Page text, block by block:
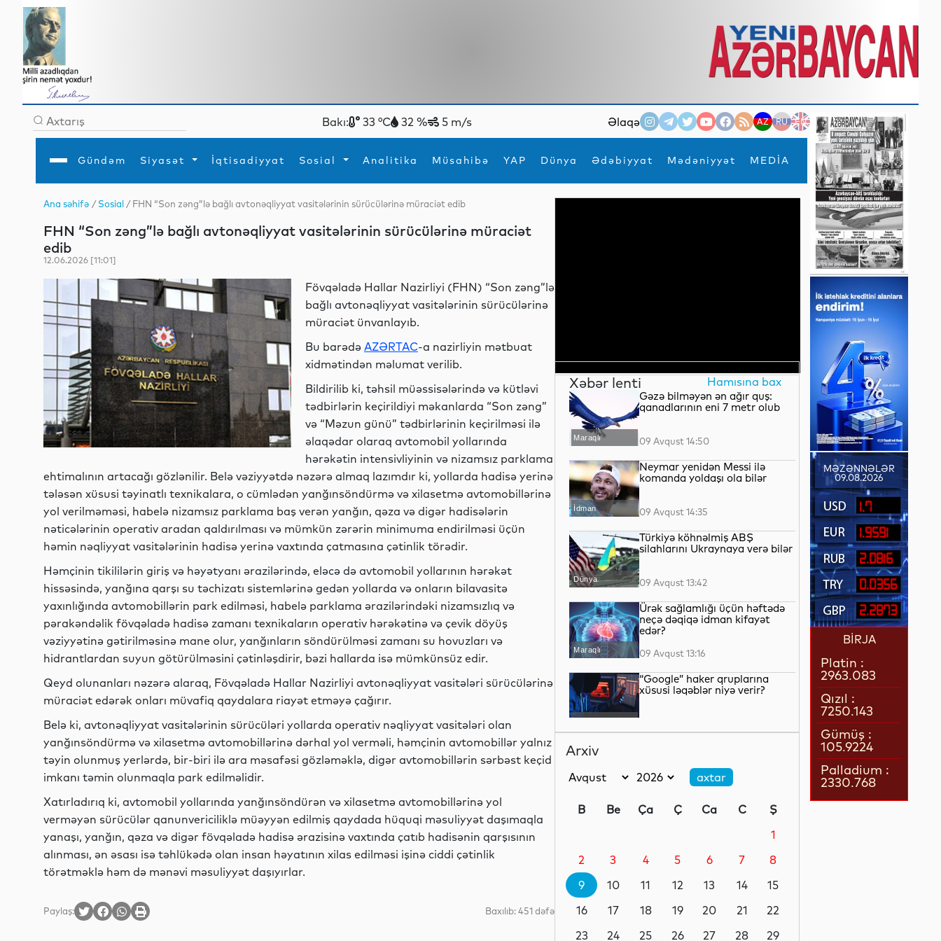
Bakı: 33 °C 32 % 5 m/s Əlaqə AZ RU EN
Gündəm Siyasət İqtisadiyyat Sosial Analitika Müsahibə YAP Dünya Ədəbiyyat Mədəniyyət MEDİA
×
Gündəm
İqtisadiyyat
YAP
Analitika
Mədəniyyət
MEDİA
Xarici siyasətTurizm
Diaspor
İdmanYeni texnologiyalar
Ana səhifə /Sosial / FHN “Son zəng”lə bağlı avtonəqliyyat vasitələrinin sürücülərinə müraciət edib
FHN “Son zəng”lə bağlı avtonəqliyyat vasitələrinin sürücülərinə müraciət
edib
12.06.2026 [11:01]
Fövqəladə Hallar Nazirliyi (FHN) “Son zəng”lə
bağlı avtonəqliyyat vasitələrinin sürücülərinə
müraciət ünvanlayıb.
Bu barədə AZƏRTAC-a nazirliyin mətbuat
xidmətindən məlumat verilib.
Bildirilib ki, təhsil müəssisələrində və kütləvi
tədbirlərin keçirildiyi məkanlarda “Son zəng”
və “Məzun günü” tədbirlərinin keçirilməsi ilə
əlaqədar olaraq avtomobil yollarında
hərəkətin intensivliyinin və nizamsız parklama
ehtimalının artacağı gözlənilir. Belə vəziyyətdə nəzərə almaq lazımdır ki, yollarda hadisə yerinə
tələsən xüsusi təyinatlı texnikalara, o cümlədən yanğınsöndürmə və xilasetmə avtomobillərinə
yol verilməməsi, habelə nizamsız parklama baş verən yanğın, qəza və digər hadisələrin
nəticələrinin operativ aradan qaldırılması və mümkün zərərin minimuma endirilməsi üçün
həmin nəqliyyat vasitələrinin hadisə yerinə vaxtında çatmasına çətinlik törədir.
Həmçinin tikililərin giriş və həyətyanı ərazilərində, eləcə də avtomobil yollarının hərəkət
hissəsində, yanğına qarşı su təchizatı sistemlərinə gedən yollarda və onların bilavasitə
yaxınlığında avtomobillərin park edilməsi, habelə parklama ərazilərindəki nizamsızlıq və
pərakəndəlik fövqəladə hadisə zamanı texnikaların operativ hərəkətinə və çevik döyüş
vəziyyətinə gətirilməsinə mane olur, yanğınların söndürülməsi zamanı su hovuzları və
hidrantlardan suyun götürülməsini çətinləşdirir, bəzi hallarda isə mümkünsüz edir.
Qeyd olunanları nəzərə alaraq, Fövqəladə Hallar Nazirliyi avtonəqliyyat vasitələri sürücülərinə
müraciət edərək onları müvafiq qaydalara riayət etməyə çağırır.
Belə ki, avtonəqliyyat vasitələrinin sürücüləri yollarda operativ nəqliyyat vasitələri olan
yanğınsöndürmə və xilasetmə avtomobillərinə dərhal yol verməli, həmçinin avtomobillər yalnız
təyin olunmuş yerlərdə, bir-biri ilə ara məsafəsi gözləməklə, digər avtomobillərin sərbəst keçid
imkanı təmin olunmaqla park edilməlidir.
Xatırladırıq ki, avtomobil yollarında yanğınsöndürən və xilasetmə avtomobillərinə yol
verməyən sürücülər qanunvericiliklə müəyyən edilmiş qaydada hüquqi məsuliyyət daşımaqla
yanaşı, yanğın, qəza və digər fövqəladə hadisə ərazisinə vaxtında çatıb hadisənin qarşısının
alınması, ən əsası isə təhlükədə olan insan həyatının xilas edilməsi işinə ciddi çətinlik
törətməklə həm də mənəvi məsuliyyət daşıyırlar.
Paylaş: Baxılıb: 451 dəfə
Xəbər lenti Hamısına bax
Maraqlı
Gəzə bilməyən ən ağır quş:
qanadlarının eni 7 metr olub
09 Avqust 14:50
İdman
Neymar yenidən Messi ilə
komanda yoldaşı ola bilər
09 Avqust 14:35
Dünya
Türkiyə köhnəlmiş ABŞ
silahlarını Ukraynaya verə bilər
09 Avqust 13:42
Maraqlı
Ürək sağlamlığı üçün həftədə
neçə dəqiqə idman kifayət
edər?
09 Avqust 13:16
Yeni
texnologiyalar
“Google” haker qruplarına
xüsusi ləqəblər niyə verir?
nəfər ölüb
Hadisə 09 Avqust 11:52
Dünya
Siciliya sahillərində Roma
tapılıb
09 Avqust 11:30
Arxiv
B Be Ça Ç Ca C
Ş
1
2
3 4 5 6 7
8
9
10 11 12 13 14
15
16
17 18 19 20 21
22
23
24 25 26 27 28
29
MƏZƏNNƏLƏR
09.08.2026
1.7
1.9591
2.0816
0.0356
2.2873
BİRJA
Platin :
2963.083
Qızıl :
7250.143
Gümüş :
105.9224
Palladium :
2330.768